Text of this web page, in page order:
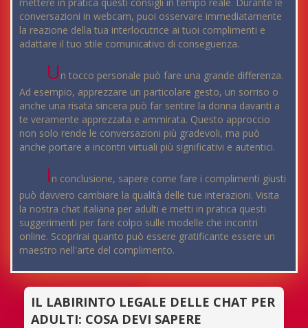
conversazioni in webcam, puoi osservare immediatamente
la reazione della tua interlocutrice ai tuoi complimenti e
adattare il tuo stile comunicativo di conseguenza.
Un tocco personale può fare una grande differenza.
Ad esempio, apprezzare un particolare gesto, un sorriso o
anche una risata sincera può far sentire la donna davanti a
te veramente apprezzata e ammirata. Questo approccio
non solo rende le conversazioni più gradevoli, ma può
anche portare a incontri virtuali più significativi e autentici.
In conclusione, sapere come fare i complimenti giusti
può davvero cambiare la qualità delle tue interazioni. Visita
la nostra chat italiana per adulti e metti in pratica questi
suggerimenti per fare colpo sulle modelle che incontri
online. Scoprirai quanto può essere gratificante essere un
maestro nell'arte del complimento.
IL LABIRINTO LEGALE DELLE CHAT PER
ADULTI: COSA DEVI SAPERE